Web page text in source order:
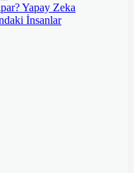
Yapay Zeka
İnsanlar